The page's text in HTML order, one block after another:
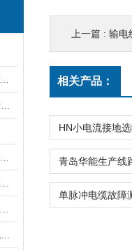
上一篇 : 输电
相关产品：